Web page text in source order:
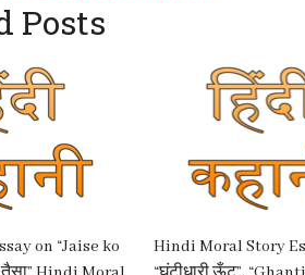
Posts
on “Jaise ko
Hindi Moral Story